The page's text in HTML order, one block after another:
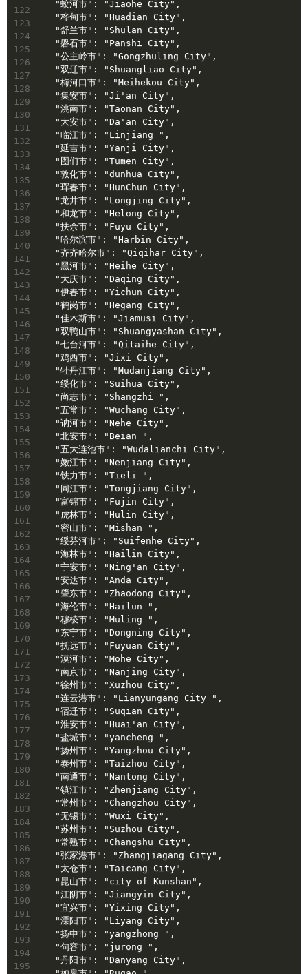
122
123
124
125
126
127
128
129
130
131
132
133
134
135
136
137
138
139
140
141
142
143
144
145
146
147
148
149
150
151
152
153
154
155
156
157
158
159
160
161
162
163
164
165
166
167
168
169
170
171
172
173
174
175
176
177
178
179
180
181
182
183
184
185
186
187
188
189
190
191
192
193
194
195
  "蛟河市": "Jiaohe City",
  "桦甸市": "Huadian City",
  "舒兰市": "Shulan City",
  "磐石市": "Panshi City",
  "公主岭市": "Gongzhuling City",
  "双辽市": "Shuangliao City",
  "梅河口市": "Meihekou City",
  "集安市": "Ji'an City",
  "洮南市": "Taonan City",
  "大安市": "Da'an City",
  "临江市": "Linjiang ",
  "延吉市": "Yanji City",
  "图们市": "Tumen City",
  "敦化市": "dunhua City",
  "珲春市": "HunChun City",
  "龙井市": "Longjing City",
  "和龙市": "Helong City",
  "扶余市": "Fuyu City",
  "哈尔滨市": "Harbin City",
  "齐齐哈尔市": "Qiqihar City",
  "黑河市": "Heihe City",
  "大庆市": "Daqing City",
  "伊春市": "Yichun City",
  "鹤岗市": "Hegang City",
  "佳木斯市": "Jiamusi City",
  "双鸭山市": "Shuangyashan City",
  "七台河市": "Qitaihe City",
  "鸡西市": "Jixi City",
  "牡丹江市": "Mudanjiang City",
  "绥化市": "Suihua City",
  "尚志市": "Shangzhi ",
  "五常市": "Wuchang City",
  "讷河市": "Nehe City",
  "北安市": "Beian ",
  "五大连池市": "Wudalianchi City",
  "嫩江市": "Nenjiang City",
  "铁力市": "Tieli ",
  "同江市": "Tongjiang City",
  "富锦市": "Fujin City",
  "虎林市": "Hulin City",
  "密山市": "Mishan ",
  "绥芬河市": "Suifenhe City",
  "海林市": "Hailin City",
  "宁安市": "Ning'an City",
  "安达市": "Anda City",
  "肇东市": "Zhaodong City",
  "海伦市": "Hailun ",
  "穆棱市": "Muling ",
  "东宁市": "Dongning City",
  "抚远市": "Fuyuan City",
  "漠河市": "Mohe City",
  "南京市": "Nanjing City",
  "徐州市": "Xuzhou City",
  "连云港市": "Lianyungang City ",
  "宿迁市": "Suqian City",
  "淮安市": "Huai'an City",
  "盐城市": "yancheng ",
  "扬州市": "Yangzhou City",
  "泰州市": "Taizhou City",
  "南通市": "Nantong City",
  "镇江市": "Zhenjiang City",
  "常州市": "Changzhou City",
  "无锡市": "Wuxi City",
  "苏州市": "Suzhou City",
  "常熟市": "Changshu City",
  "张家港市": "Zhangjiagang City",
  "太仓市": "Taicang City",
  "昆山市": "city of Kunshan",
  "江阴市": "Jiangyin City",
  "宜兴市": "Yixing City",
  "溧阳市": "Liyang City",
  "扬中市": "yangzhong ",
  "句容市": "jurong ",
  "丹阳市": "Danyang City",